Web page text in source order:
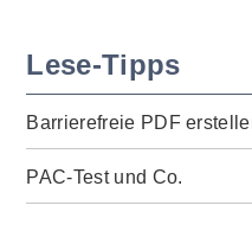
Lese-Tipps
Barrierefreie PDF
PAC-Test und Co.